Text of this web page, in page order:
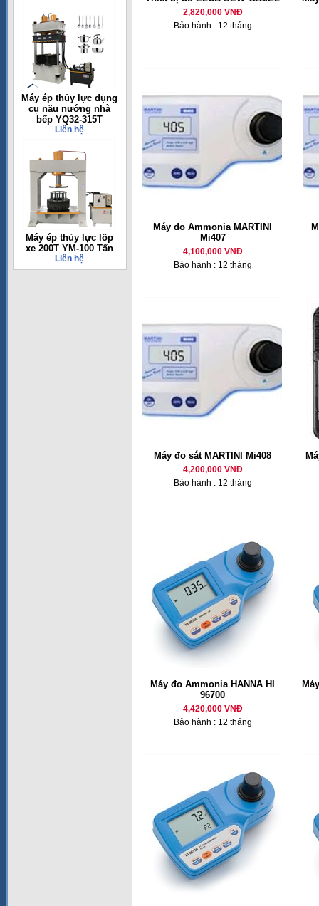
Máy ép thủy lực dụng
cụ nấu nướng nhà
bếp YQ32-315T
Liên hệ
Máy ép thủy lực lốp
xe 200T YM-100 Tấn
Liên hệ
2,820,000 VNĐ
Bảo hành : 12 tháng
Máy đo Ammonia MARTINI
Mi407
4,100,000 VNĐ
Bảo hành : 12 tháng
Máy đo sắt MARTINI Mi408
4,200,000 VNĐ
Bảo hành : 12 tháng
Máy đo Ammonia HANNA HI
96700
4,420,000 VNĐ
Bảo hành : 12 tháng